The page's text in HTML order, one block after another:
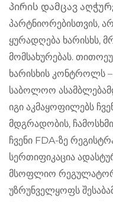
პირის დამცავ
პარტნიორებისთვის,
ყურადღება ხარისხს,
მომსახურებას.
ხარისხის კონტროლს –
საბოლოო
იგი აკმაყოფილებს
მდგრადობის,
ჩვენი FDA-ზე
სერთიფიკაცია
მსოფლიო
უზრუნველყოფს